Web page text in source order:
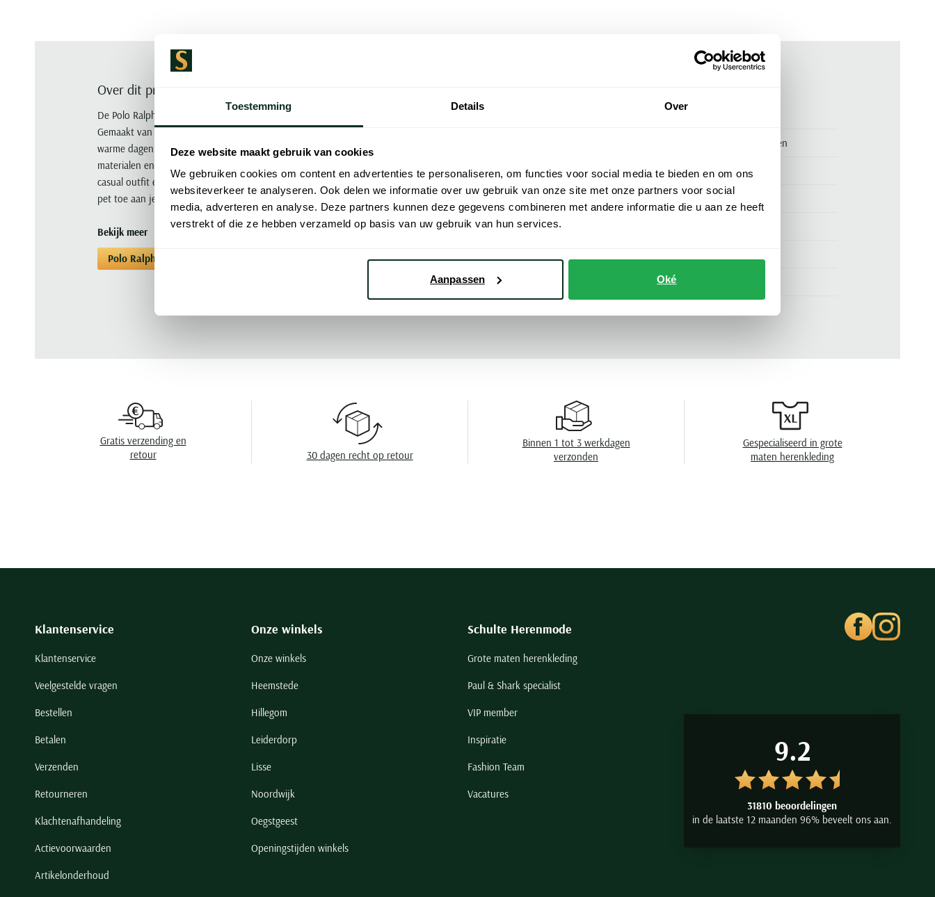
Toestemming Details Over
Deze website maakt gebruik van cookies
We gebruiken cookies om content en advertenties te personaliseren, om functies voor social media te bieden en om ons
websiteverkeer te analyseren. Ook delen we informatie over uw gebruik van onze site met onze partners voor social
media, adverteren en analyse. Deze partners kunnen deze gegevens combineren met andere informatie die u aan ze heeft
verstrekt of die ze hebben verzameld op basis van uw gebruik van hun services.
Aanpassen Oké
Over dit product
De Polo Ralph Lauren pet in roze katoen is een stijlvolle en tijdloze accessoire voor de zomer.
Gemaakt van 100% katoen biedt deze effen roze cap comfort en ademend vermogen tijdens
warme dagen. Het iconische merk Polo Ralph Lauren staat bekend om zijn hoogwaardige
materialen en verfijnde ontwerpen. Deze roze pet voegt een vleugje elegantie toe aan elke
casual outfit en is perfect voor gezellige zomerdagen. Voeg deze veelzijdige Polo Ralph Lauren
pet toe aan je collectie en ervaar zelf de combinatie van stijl en comfort.
Bekijk meer
Polo Ralph Lauren
Polo Ralph Lauren pet roze katoen
Merk Polo Ralph Lauren
Maat 1
Maat
100% katoen
Design
Wasvoorschriften niet wassen, niet in de droger, niet strijken,
Gratis verzending en
retour
30 dagen recht op retour
Binnen 1 tot 3 werkdagen
verzonden
Gespecialiseerd in grote
maten herenkleding
Klantenservice
Klantenservice
Veelgestelde vragen
Bestellen
Betalen
Verzenden
Retourneren
Klachtenafhandeling
Actievoorwaarden
Artikelonderhoud
Onze winkels
Onze winkels
Heemstede
Hillegom
Leiderdorp
Lisse
Noordwijk
Oegstgeest
Openingstijden winkels
Schulte Herenmode
Grote maten herenkleding
Paul & Shark specialist
VIP member
Inspiratie
Fashion Team
Vacatures
9.2
31810 beoordelingen
in de laatste 12 maanden 96% beveelt ons aan.